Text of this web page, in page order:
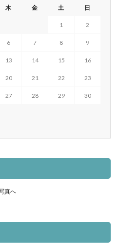
木 金 土 日
1 2
6 7 8 9
13 14 15 16
20 21 22 23
27 28 29 30